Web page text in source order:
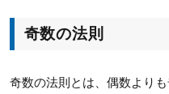
奇数の法則
奇数の法則とは、偶数より